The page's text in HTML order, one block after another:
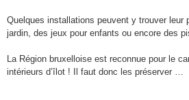
Quelques installations peuvent y trouver leur
jardin, des jeux pour enfants ou encore des
La Région bruxelloise est reconnue pour le
intérieurs d’îlot ! Il faut donc les préserver …